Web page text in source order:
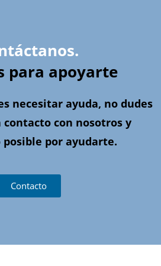
para apoyarte
necesitar ayuda, no dudes
con nosotros y
posible por ayudarte.
Contacto